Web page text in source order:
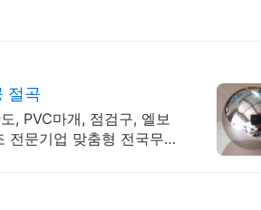
절곡
, PVC마개, 점검구, 엘보
전문기업 맞춤형 전국무료